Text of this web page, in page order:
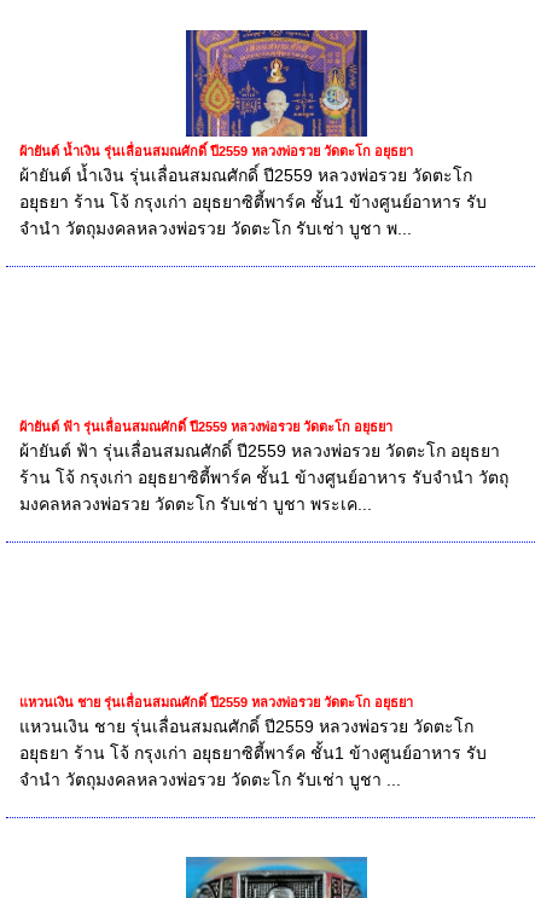
ผ้ายันต์ น้ำเงิน รุ่นเลื่อนสมณศักดิ์ ปี2559 หลวงพ่อรวย วัดตะโก อยุธยา
ผ้ายันต์ น้ำเงิน รุ่นเลื่อนสมณศักดิ์ ปี2559 หลวงพ่อรวย วัดตะโก
อยุธยา ร้าน โจ้ กรุงเก่า อยุธยาซิตี้พาร์ค ชั้น1 ข้างศูนย์อาหาร รับ
จำนำ วัตถุมงคลหลวงพ่อรวย วัดตะโก รับเช่า บูชา พ...
ผ้ายันต์ ฟ้า รุ่นเลื่อนสมณศักดิ์ ปี2559 หลวงพ่อรวย วัดตะโก อยุธยา
ผ้ายันต์ ฟ้า รุ่นเลื่อนสมณศักดิ์ ปี2559 หลวงพ่อรวย วัดตะโก อยุธยา
ร้าน โจ้ กรุงเก่า อยุธยาซิตี้พาร์ค ชั้น1 ข้างศูนย์อาหาร รับจำนำ วัตถุ
มงคลหลวงพ่อรวย วัดตะโก รับเช่า บูชา พระเค...
แหวนเงิน ชาย รุ่นเลื่อนสมณศักดิ์ ปี2559 หลวงพ่อรวย วัดตะโก อยุธยา
แหวนเงิน ชาย รุ่นเลื่อนสมณศักดิ์ ปี2559 หลวงพ่อรวย วัดตะโก
อยุธยา ร้าน โจ้ กรุงเก่า อยุธยาซิตี้พาร์ค ชั้น1 ข้างศูนย์อาหาร รับ
จำนำ วัตถุมงคลหลวงพ่อรวย วัดตะโก รับเช่า บูชา ...